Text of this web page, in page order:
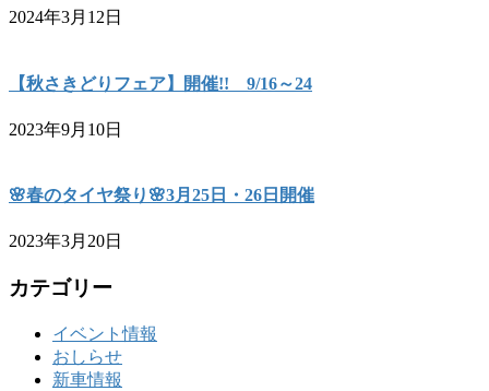
2024年3月12日
【秋さきどりフェア】開催!! 9/16～24
2023年9月10日
🌸春のタイヤ祭り🌸3月25日・26日開催
2023年3月20日
カテゴリー
イベント情報
おしらせ
新車情報